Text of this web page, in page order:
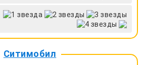
Ситимобил